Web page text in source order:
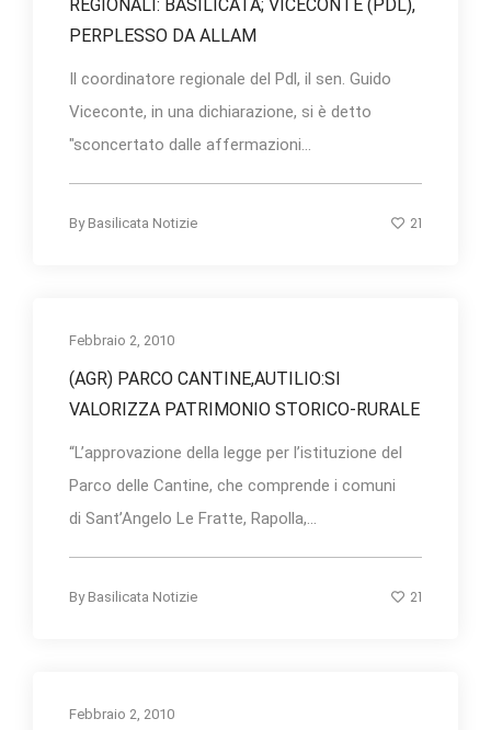
REGIONALI: BASILICATA; VICECONTE (PDL),
PERPLESSO DA ALLAM
Il coordinatore regionale del Pdl, il sen. Guido
Viceconte, in una dichiarazione, si è detto
"sconcertato dalle affermazioni...
By Basilicata Notizie 21
Febbraio 2, 2010
(AGR) PARCO CANTINE,AUTILIO:SI
VALORIZZA PATRIMONIO STORICO-RURALE
“L’approvazione della legge per l’istituzione del
Parco delle Cantine, che comprende i comuni
di Sant’Angelo Le Fratte, Rapolla,...
By Basilicata Notizie 21
Febbraio 2, 2010